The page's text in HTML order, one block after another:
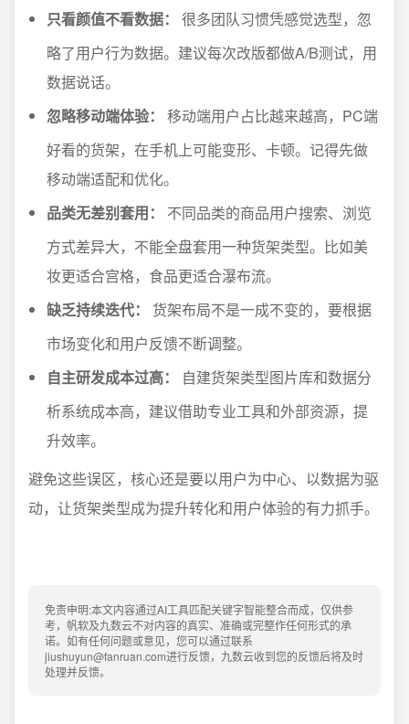
只看颜值不看数据：
很多团队习惯凭感觉选型，忽
略了用户行为数据。建议每次改版都做A/B测试，用
数据说话。
忽略移动端体验：
移动端用户占比越来越高，PC端
好看的货架，在手机上可能变形、卡顿。记得先做
移动端适配和优化。
品类无差别套用：
不同品类的商品用户搜索、浏览
方式差异大，不能全盘套用一种货架类型。比如美
妆更适合宫格，食品更适合瀑布流。
缺乏持续迭代：
货架布局不是一成不变的，要根据
市场变化和用户反馈不断调整。
自主研发成本过高：
自建货架类型图片库和数据分
析系统成本高，建议借助专业工具和外部资源，提
升效率。
避免这些误区，核心还是要以用户为中心、以数据为驱
动，让货架类型成为提升转化和用户体验的有力抓手。
免责申明:本文内容通过AI工具匹配关键字智能整合而成，仅供参
考，帆软及九数云不对内容的真实、准确或完整作任何形式的承
诺。如有任何问题或意见，您可以通过联系
jiushuyun@fanruan.com进行反馈，九数云收到您的反馈后将及时
处理并反馈。